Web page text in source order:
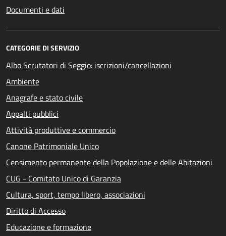
Documenti e dati
CATEGORIE DI SERVIZIO
Albo Scrutatori di Seggio: iscrizioni/cancellazioni
Ambiente
Anagrafe e stato civile
Appalti pubblici
Attività produttive e commercio
Canone Patrimoniale Unico
Censimento permanente della Popolazione e delle Abitazioni
CUG - Comitato Unico di Garanzia
Cultura, sport, tempo libero, associazioni
Diritto di Accesso
Educazione e formazione